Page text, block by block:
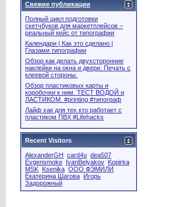
Свежие публикации
Полный цикл подготовки
скетчбуков для маркетплейсов –
реальный кейс от типографии
Календари | Как это сделано |
Глазами типографии
Обзор как делать двухсторонние
наклейки на окна и двери. Печать с
клеевой стороны.
Обзор пластиковых карты и
коробочки к ним. ТЕСТ ВОДОЙ и
ЛАСТИКОМ. #printing #типограф
Лайф хак для тех кто работает с
пластиком ПВХ #Lifehacks
Recent Visitors
AlexanderGH card4u dea507
Evgensmoke
IvanBelyakov
Kopirka
MSK
Ksenika OOO ФЭМИЛИ
Екатерина Шагова Игорь
Задорожный